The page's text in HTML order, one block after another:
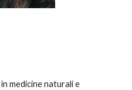
medicine naturali e